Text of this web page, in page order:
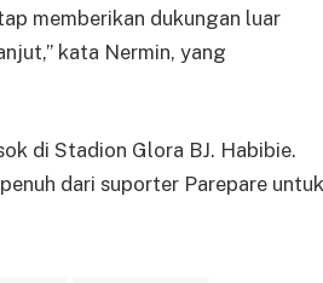
memberikan dukungan luar
kata Nermin, yang
di Stadion Glora BJ. Habibie.
dari suporter Parepare untuk